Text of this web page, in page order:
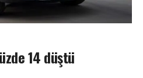
14 düştü